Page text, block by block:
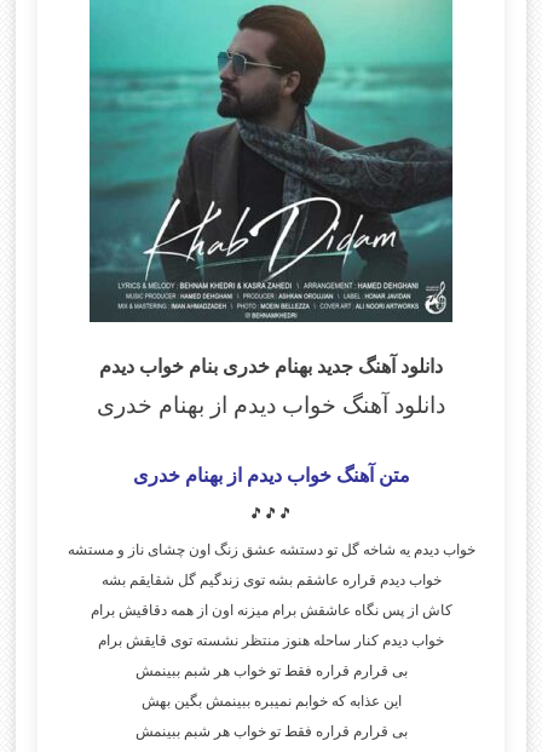
دانلود آهنگ جدید بهنام خدری بنام خواب دیدم
دانلود آهنگ خواب دیدم از بهنام خدری
متن آهنگ خواب دیدم از بهنام خدری
🎵🎵🎵
خواب دیدم یه شاخه گل تو دستشه عشق زنگ اون چشای ناز و مستشه
خواب دیدم قراره عاشقم بشه توی زندگیم گل شقایقم بشه
کاش از پس نگاه عاشقش برام میزنه اون از همه دقاقیش برام
خواب دیدم کنار ساحله هنوز منتظر نشسته توی قایقش برام
بی قرارم قراره فقط تو خواب هر شبم ببینمش
این عذابه که خوابم نمیبره ببینمش بگین بهش
بی قرارم قراره فقط تو خواب هر شبم ببینمش